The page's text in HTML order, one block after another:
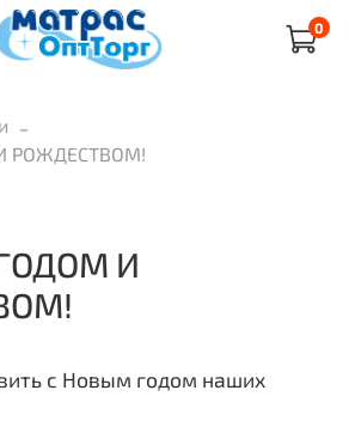
0
РОЖДЕСТВОМ!
И
с Новым годом наших